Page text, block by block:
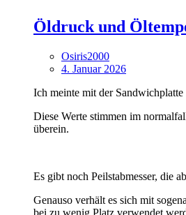
Öldruck und
Osiris2000
4. Januar 2026
Ich meinte mit der Sandwichplatte
Diese Werte stimmen im
überein.
Es gibt noch Peilstabmesser, die
Genauso verhält es sich mit